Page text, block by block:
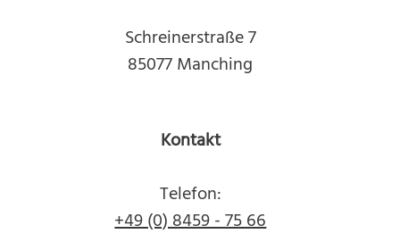
Schreinerstraße 7
85077 Manching
Kontakt
Telefon:
+49 (0) 8459 - 75 66